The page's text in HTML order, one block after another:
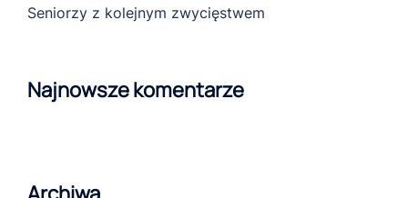
Seniorzy z kolejnym zwycięstwem
Najnowsze komentarze